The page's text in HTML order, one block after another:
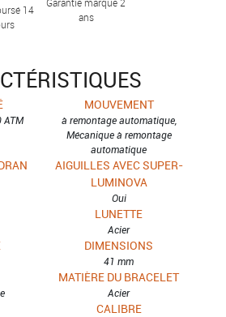
14
ans
ATM
MOUVEMENT
à remontage automatique,
Mécanique à remontage
automatique
AIGUILLES AVEC SUPER-
LUMINOVA
Oui
LUNETTE
Acier
DIMENSIONS
41 mm
MATIÈRE DU BRACELET
Acier
CALIBRE